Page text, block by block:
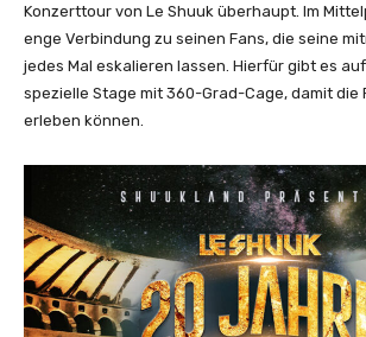
Konzerttour von Le Shuuk überhaupt. Im
enge Verbindung zu seinen Fans, die seine
jedes Mal eskalieren lassen. Hierfür gibt es
spezielle Stage mit 360-Grad-Cage, damit die
erleben können.